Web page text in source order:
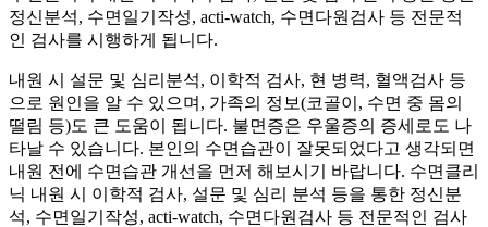
정신분석, 수면일기작성, acti-watch, 수면다원검사 등 전문적
인 검사를 시행하게 됩니다.
내원 시 설문 및 심리분석, 이학적 검사, 현 병력, 혈액검사 등
으로 원인을 알 수 있으며, 가족의 정보(코골이, 수면 중 몸의
떨림 등)도 큰 도움이 됩니다. 불면증은 우울증의 증세로도 나
타날 수 있습니다. 본인의 수면습관이 잘못되었다고 생각되면
내원 전에 수면습관 개선을 먼저 해보시기 바랍니다. 수면클리
닉 내원 시 이학적 검사, 설문 및 심리 분석 등을 통한 정신분
석, 수면일기작성, acti-watch, 수면다원검사 등 전문적인 검사